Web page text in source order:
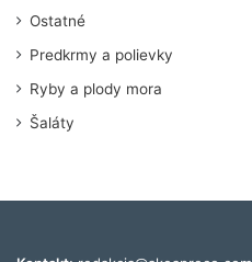
Ostatné
Predkrmy a polievky
Ryby a plody mora
Šaláty